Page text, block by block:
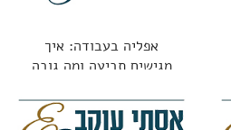
אפליה בעבודה: איך
מגישים תביעה ומה גובה